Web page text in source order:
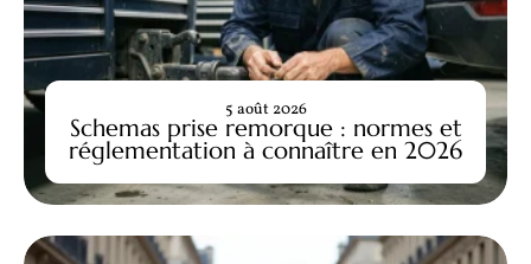
Schemas prise remorque : normes et
réglementation à connaître en 2026
5 août 2026